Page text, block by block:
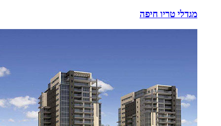
מגדלי טריו חיפה